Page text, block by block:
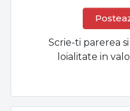
Scrie-ti parerea
loialitate in